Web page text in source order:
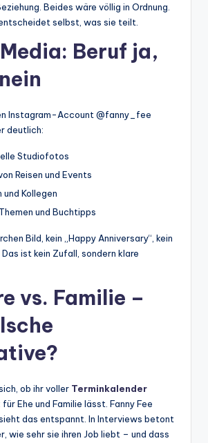
Beides wäre völlig in Ordnung.
selbst, was sie teilt.
Beruf ja,
Instagram-Account @fanny_fee
deutlich:
Studiofotos
Reisen und Events
und Kollegen
und Buchtipps
Bild, kein „Happy Anniversary“, kein
ist kein Zufall, sondern klare
vs. Familie –
ob ihr voller Terminkalender
Ehe und Familie lässt. Fanny Fee
das entspannt. In Interviews betont
wie sehr sie ihren Job liebt – und dass